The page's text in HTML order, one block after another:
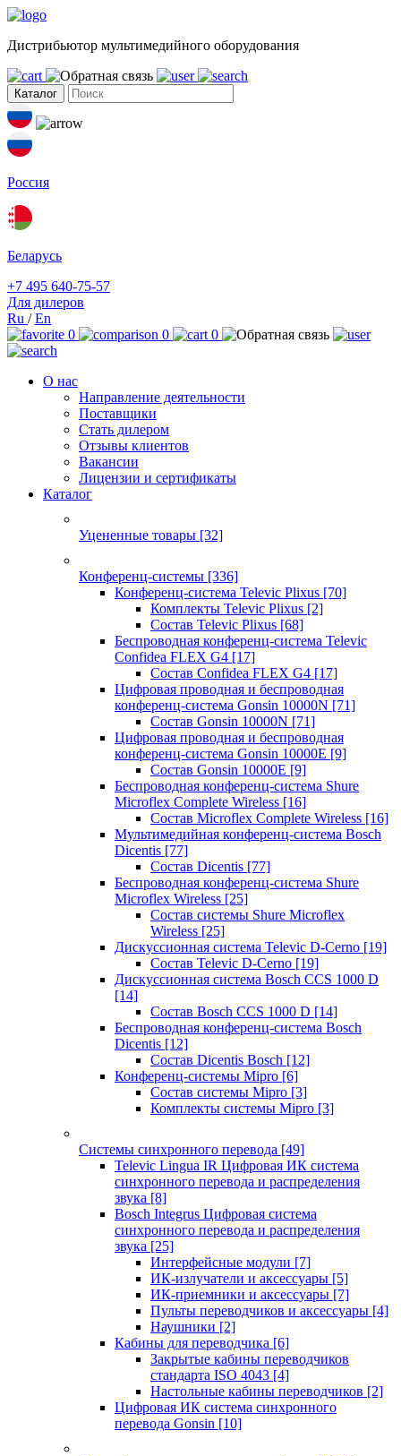
Дистрибьютор мультимедийного оборудования
Каталог
Россия
Беларусь
+7 495 640-75-57
Для дилеров
Ru /En
0
0 0
О нас
Направление деятельности
Поставщики
Стать дилером
Отзывы клиентов
Вакансии
Лицензии и сертификаты
Каталог
Уцененные товары [32]
Конференц-системы [336]
Конференц-система Televic Plixus [70]
Комплекты Televic Plixus [2]
Состав Televic Plixus [68]
Беспроводная конференц-система Televic
Confidea FLEX G4 [17]
Состав Confidea FLEX G4 [17]
Цифровая проводная и беспроводная
конференц-система Gonsin 10000N [71]
Состав Gonsin 10000N [71]
Цифровая проводная и беспроводная
конференц-система Gonsin 10000E [9]
Состав Gonsin 10000E [9]
Беспроводная конференц-система Shure
Microflex Complete Wireless [16]
Состав Microflex Complete Wireless [16]
Мультимедийная конференц-система Bosch
Dicentis [77]
Состав Dicentis [77]
Беспроводная конференц-система Shure
Microflex Wireless [25]
Состав системы Shure Microflex
Wireless [25]
Дискуссионная система Televic D-Cerno [19]
Состав Televic D-Cerno [19]
Дискуссионная система Bosch CCS 1000 D
[14]
Состав Bosch CCS 1000 D [14]
Беспроводная конференц-система Bosch
Dicentis [12]
Состав Dicentis Bosch [12]
Конференц-системы Mipro [6]
Состав системы Mipro [3]
Комплекты системы Mipro [3]
Системы синхронного перевода [49]
Televic Lingua IR Цифровая ИК система
синхронного перевода и распределения
звука [8]
Bosch Integrus Цифровая система
синхронного перевода и распределения
звука [25]
Интерфейсные модули [7]
ИК-излучатели и аксессуары [5]
ИК-приемники и аксессуары [7]
Пульты переводчиков и аксессуары [4]
Наушники [2]
Кабины для переводчика [6]
Закрытые кабины переводчиков
стандарта ISO 4043 [4]
Настольные кабины переводчиков [2]
Цифровая ИК система синхронного
перевода Gonsin [10]